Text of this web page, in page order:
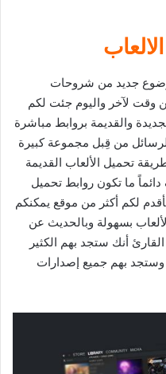
موضوع جديد من شروحات
وقت لآخر واليوم جئت لكم
والقديمة بروابط مباشرة
من قِبل مجموعة كبيرة
تحميل الألعاب القديمة
ما تكون روابط تحميل
لكم أكثر من موقع يمكنكم
بسهولة وبالحديث عن
أنك ستجد بهم الكثير
بهم جميع إصدارات